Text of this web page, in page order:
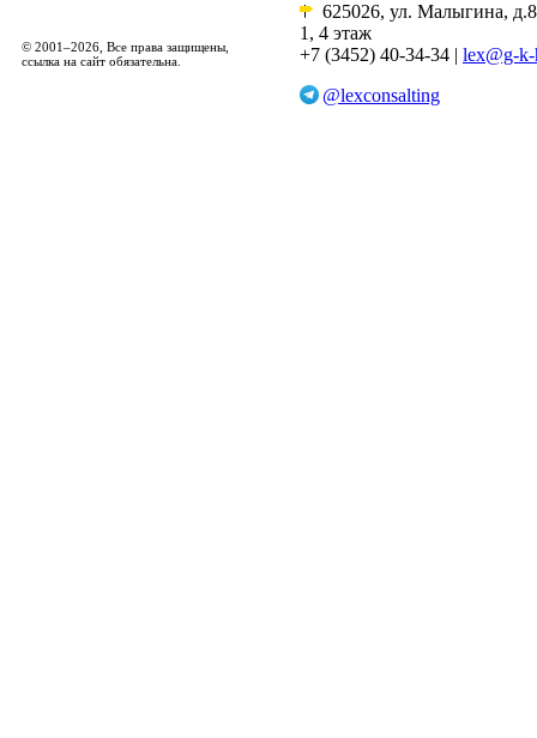
© 2001–2026, Все права защищены,
ссылка на сайт обязательна.
625026, ул. Малыгина,
1, 4 этаж
+7 (3452) 40-34-34 | lex@g-
@lexconsalting